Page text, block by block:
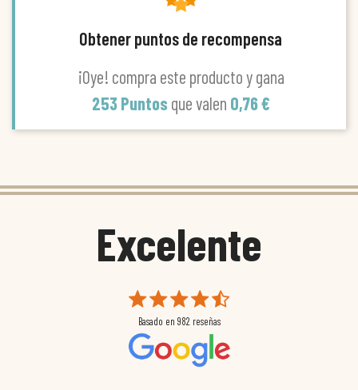
Obtener puntos de recompensa
¡Oye! compra este producto y gana
253 Puntos que valen 0,76 €
Excelente
Basado en 982 reseñas